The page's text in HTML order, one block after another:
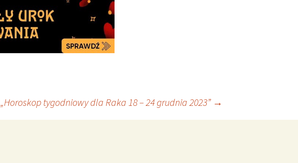
„Horoskop tygodniowy dla Raka 18 – 24 grudnia 2023” →